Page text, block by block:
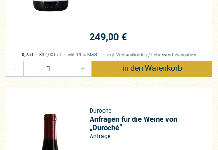
herausarbeitet? Diese Detailverliebtheit macht für uns die
Um diese feinen Unterschiede im Wein schmeckbar zu
nur hier, sieht er den Schlüssel für Qualität. Unzählige
Stunden der Weinbergsarbeit investiert er mit seinem kleinen
Team von März bis Juli, man sieht ihn beinahe täglich im
Weinbergsbegrünung eine biologische Vielfalt zu. Eine
natürliche Verrieselung der Trauben ist eines seiner Ziele,
dies sorgt für gut durchlüftete Trauben, so dass
Pilzkrankheiten möglichst minimiert werden und er betreibt
249,00 €
0,75 l ・ 332,00 € / l ・ inkl. 19 % MwSt. ・ zzgl. Versandkosten / Lebensmittelangaben
- + in den Warenkorb
Duroché
Anfragen für die Weine von
„Duroché”
Anfrage